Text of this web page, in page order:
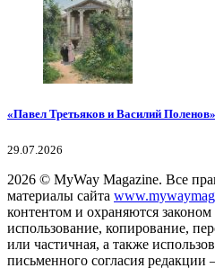
«Павел Третьяков и Василий Поленов»
29.07.2026
2026 © MyWay Magazine. Все
материалы сайта
контентом и охраняются
использование, копирование,
или частичная, а также
письменного согласия